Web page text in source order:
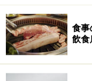
（カナガワヌン
東京の隣にありま
どこから来たかを
ナルデータを。韓
食事
飲食